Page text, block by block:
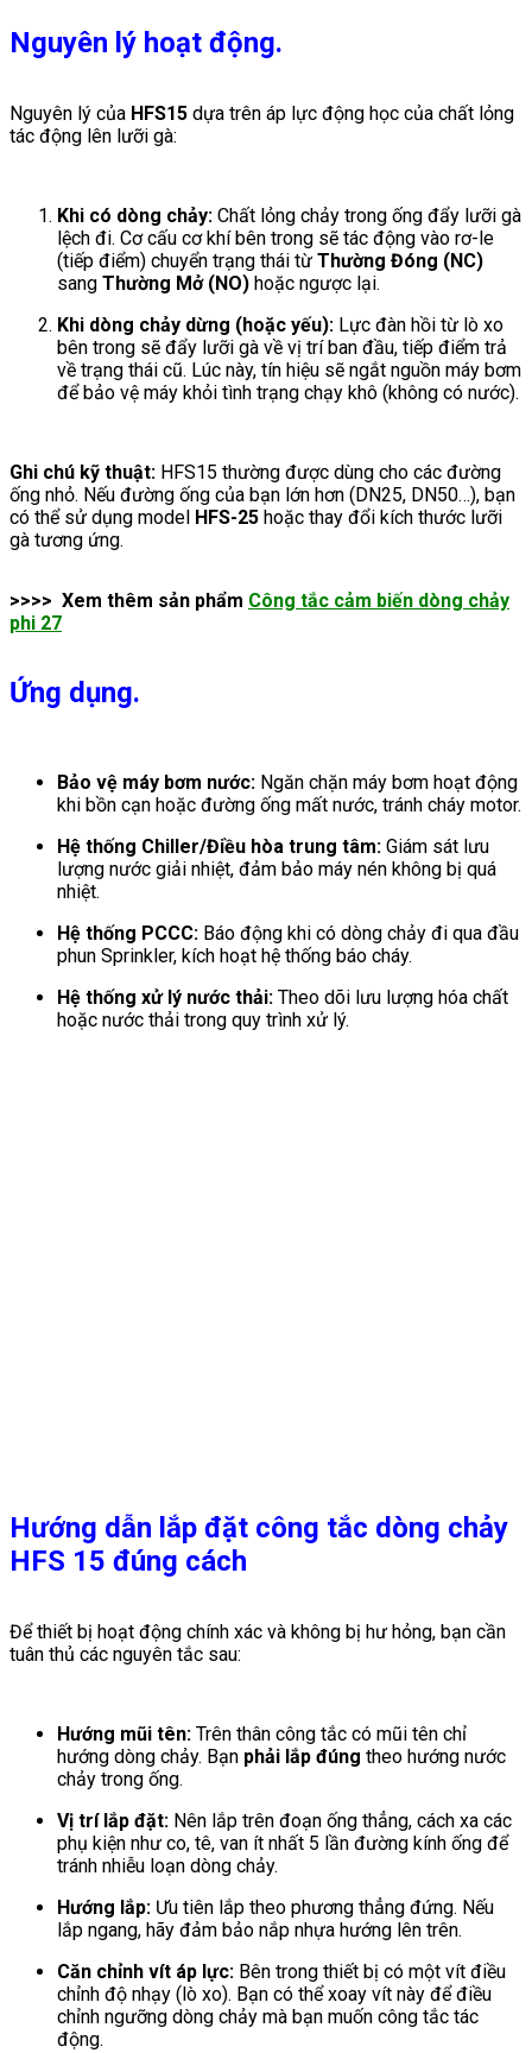
Nguyên lý hoạt động.
Nguyên lý của HFS15 dựa trên áp lực động học của chất lỏng
tác động lên lưỡi gà:
Khi có dòng chảy: Chất lỏng chảy trong ống đẩy lưỡi gà
lệch đi. Cơ cấu cơ khí bên trong sẽ tác động vào rơ-le
(tiếp điểm) chuyển trạng thái từ Thường Đóng (NC)
sang Thường Mở (NO) hoặc ngược lại.
Khi dòng chảy dừng (hoặc yếu): Lực đàn hồi từ lò xo
bên trong sẽ đẩy lưỡi gà về vị trí ban đầu, tiếp điểm trả
về trạng thái cũ. Lúc này, tín hiệu sẽ ngắt nguồn máy bơm
để bảo vệ máy khỏi tình trạng chạy khô (không có nước).
Ghi chú kỹ thuật: HFS15 thường được dùng cho các đường
ống nhỏ. Nếu đường ống của bạn lớn hơn (DN25, DN50…), bạn
có thể sử dụng model HFS-25 hoặc thay đổi kích thước lưỡi
gà tương ứng.
>>>> Xem thêm sản phẩm Công tắc cảm biến dòng chảy
phi 27
Ứng dụng.
Bảo vệ máy bơm nước: Ngăn chặn máy bơm hoạt động
khi bồn cạn hoặc đường ống mất nước, tránh cháy motor.
Hệ thống Chiller/Điều hòa trung tâm: Giám sát lưu
lượng nước giải nhiệt, đảm bảo máy nén không bị quá
nhiệt.
Hệ thống PCCC: Báo động khi có dòng chảy đi qua đầu
phun Sprinkler, kích hoạt hệ thống báo cháy.
Hệ thống xử lý nước thải: Theo dõi lưu lượng hóa chất
hoặc nước thải trong quy trình xử lý.
Hướng dẫn lắp đặt công tắc dòng chảy
HFS 15 đúng cách
Để thiết bị hoạt động chính xác và không bị hư hỏng, bạn cần
tuân thủ các nguyên tắc sau:
Hướng mũi tên: Trên thân công tắc có mũi tên chỉ
hướng dòng chảy. Bạn phải lắp đúng theo hướng nước
chảy trong ống.
Vị trí lắp đặt: Nên lắp trên đoạn ống thẳng, cách xa các
phụ kiện như co, tê, van ít nhất 5 lần đường kính ống để
tránh nhiễu loạn dòng chảy.
Hướng lắp: Ưu tiên lắp theo phương thẳng đứng. Nếu
lắp ngang, hãy đảm bảo nắp nhựa hướng lên trên.
Căn chỉnh vít áp lực: Bên trong thiết bị có một vít điều
chỉnh độ nhạy (lò xo). Bạn có thể xoay vít này để điều
chỉnh ngưỡng dòng chảy mà bạn muốn công tắc tác
động.